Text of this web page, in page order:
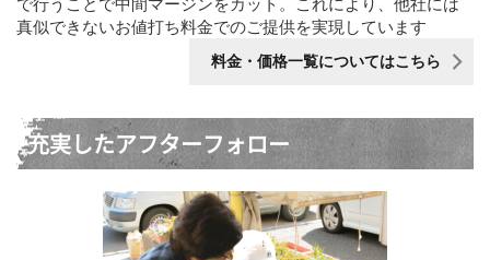
で行うことで中間マージンをカット。これにより、他社には
真似できないお値打ち料金でのご提供を実現しています
料金・価格一覧についてはこちら
充実したアフターフォロー